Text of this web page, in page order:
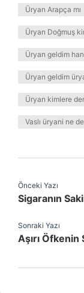
Üryan Arapça mı
Üryan Doğmuş
Üryan geldim
Üryan geldim
Üryan kimlere
Vaslı üryani ne
Önceki Yazı
Sigaranın
Sonraki Yazı
Aşırı